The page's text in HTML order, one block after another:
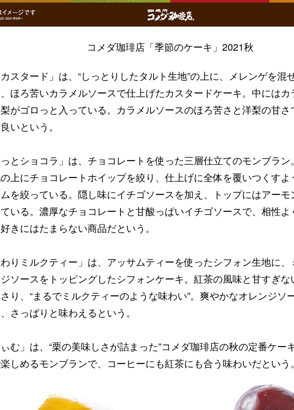
コメダ珈琲店「季節のケーキ」2021秋
カスタード」は、“しっとりしたタルト生地”の上に、メレンゲを混
ほろ苦いカラメルソースで仕上げたカスタードケーキ。中には
がゴロっと入っている。カラメルソースのほろ苦さと洋梨の甘
いという。
っとショコラ」は、チョコレートを使った三層仕立てのモンブラ
上にチョコレートホイップを絞り、仕上げに全体を覆いつくすよ
を絞っている。隠し味にイチゴソースを加え、トップにはアーモ
いる。濃厚なチョコレートと甘酸っぱいイチゴソースで、相性よ
きにはたまらない商品だという。
わりミルクティー」は、アッサムティーを使ったシフォン生地に
ソースをトッピングしたシフォンケーキ。紅茶の風味と甘すぎ
り、“まるでミルクティーのような味わい”。爽やかなオレンジソ
さっぱりと味わえるという。
ぃむ」は、“栗の美味しさが詰まった”コメダ珈琲店の秋の定番ケー
しめるモンブランで、コーヒーにも紅茶にも合う味わいだという。